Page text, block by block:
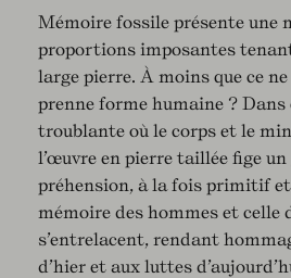
Mémoire fossile présente une
proportions imposantes
large pierre. À moins que ce
prenne forme humaine ?
troublante où le corps et le
l’œuvre en pierre taillée fige un
préhension, à la fois primitif
mémoire des hommes et celle
s’entrelacent, rendant
d’hier et aux luttes